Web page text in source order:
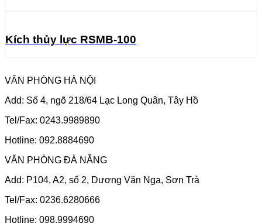
Kích thủy lực RSMB-100
VĂN PHÒNG HÀ NỘI
Add: Số 4, ngõ 218/64 Lạc Long Quân, Tây Hồ
Tel/Fax: 0243.9989890
Hotline: 092.8884690
VĂN PHÒNG ĐÀ NẴNG
Add: P104, A2, số 2, Dương Văn Nga, Sơn Trà
Tel/Fax: 0236.6280666
Hotline: 098.9994690